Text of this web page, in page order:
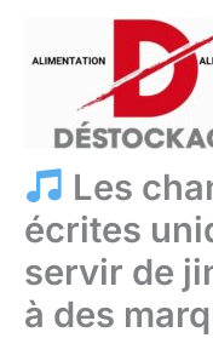
contenu
Les
écrites
servir de
à des